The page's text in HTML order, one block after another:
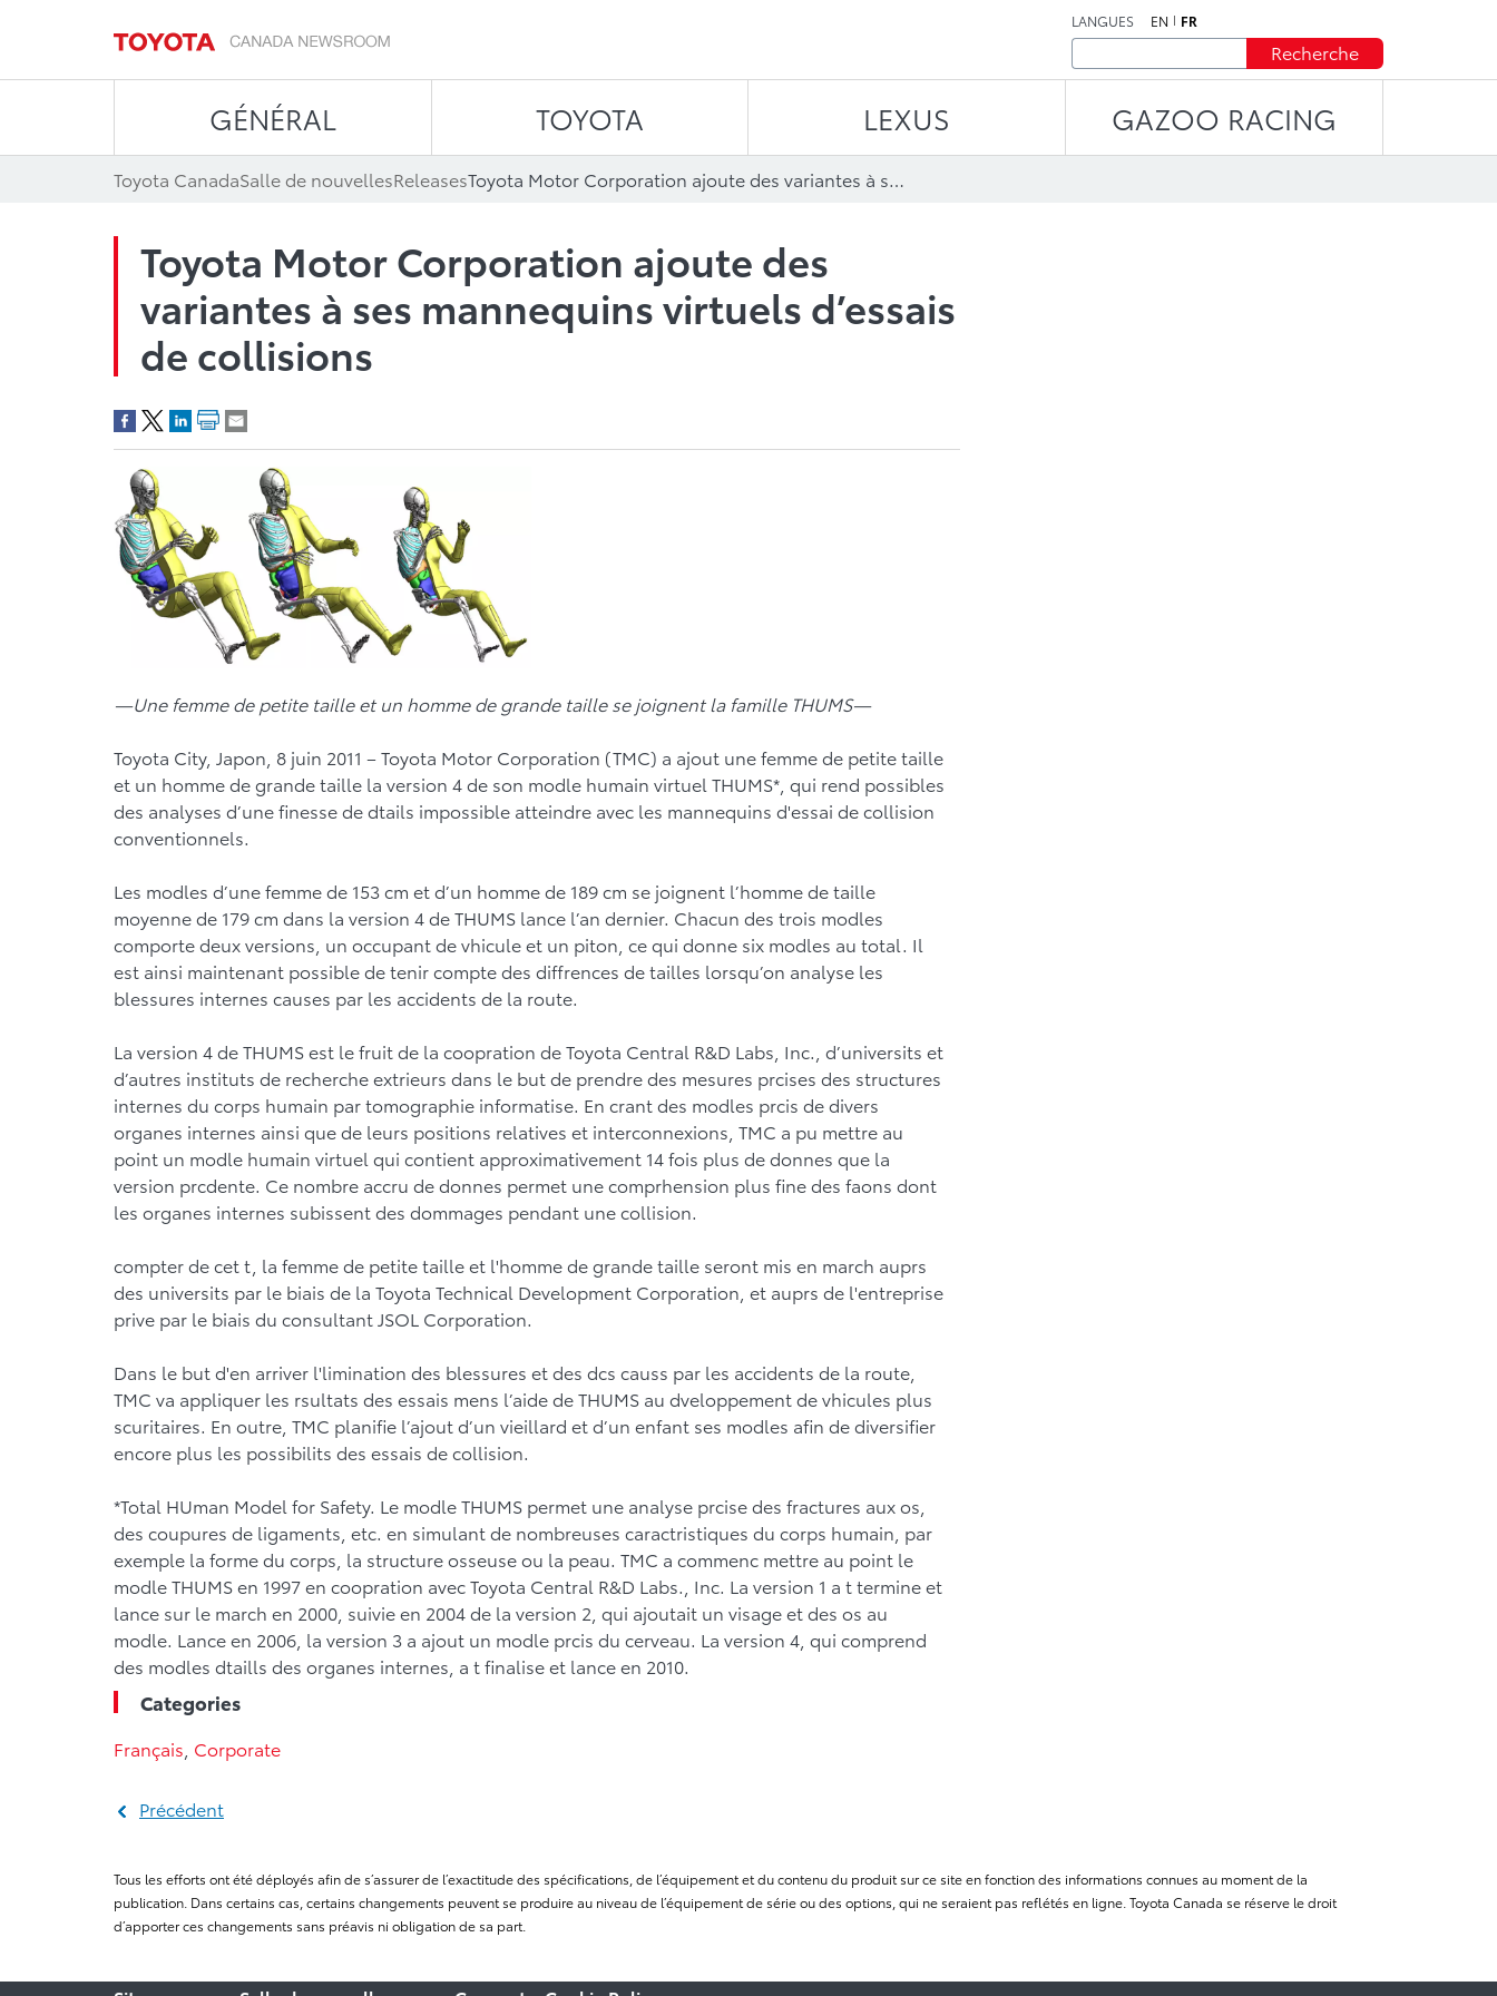
LANGUES EN FR
Recherche
GÉNÉRAL TOYOTA LEXUS GAZOO RACING
Toyota CanadaSalle de nouvellesReleases Toyota Motor Corporation ajoute des variantes à ses mannequins virtuels d’essais de collisions
Toyota Motor Corporation ajoute des
variantes à ses mannequins virtuels d’essais
de collisions
—Une femme de petite taille et un homme de grande taille se joignent la famille THUMS—
Toyota City, Japon, 8 juin 2011 – Toyota Motor Corporation (TMC) a ajout une femme de petite taille
et un homme de grande taille la version 4 de son modle humain virtuel THUMS*, qui rend possibles
des analyses d’une finesse de dtails impossible atteindre avec les mannequins d'essai de collision
conventionnels.
Les modles d’une femme de 153 cm et d’un homme de 189 cm se joignent l’homme de taille
moyenne de 179 cm dans la version 4 de THUMS lance l’an dernier. Chacun des trois modles
comporte deux versions, un occupant de vhicule et un piton, ce qui donne six modles au total. Il
est ainsi maintenant possible de tenir compte des diffrences de tailles lorsqu’on analyse les
blessures internes causes par les accidents de la route.
La version 4 de THUMS est le fruit de la coopration de Toyota Central R&D Labs, Inc., d’universits et
d’autres instituts de recherche extrieurs dans le but de prendre des mesures prcises des structures
internes du corps humain par tomographie informatise. En crant des modles prcis de divers
organes internes ainsi que de leurs positions relatives et interconnexions, TMC a pu mettre au
point un modle humain virtuel qui contient approximativement 14 fois plus de donnes que la
version prcdente. Ce nombre accru de donnes permet une comprhension plus fine des faons dont
les organes internes subissent des dommages pendant une collision.
compter de cet t, la femme de petite taille et l'homme de grande taille seront mis en march auprs
des universits par le biais de la Toyota Technical Development Corporation, et auprs de l'entreprise
prive par le biais du consultant JSOL Corporation.
Dans le but d'en arriver l'limination des blessures et des dcs causs par les accidents de la route,
TMC va appliquer les rsultats des essais mens l’aide de THUMS au dveloppement de vhicules plus
scuritaires. En outre, TMC planifie l’ajout d’un vieillard et d’un enfant ses modles afin de diversifier
encore plus les possibilits des essais de collision.
*Total HUman Model for Safety. Le modle THUMS permet une analyse prcise des fractures aux os,
des coupures de ligaments, etc. en simulant de nombreuses caractristiques du corps humain, par
exemple la forme du corps, la structure osseuse ou la peau. TMC a commenc mettre au point le
modle THUMS en 1997 en coopration avec Toyota Central R&D Labs., Inc. La version 1 a t termine et
lance sur le march en 2000, suivie en 2004 de la version 2, qui ajoutait un visage et des os au
modle. Lance en 2006, la version 3 a ajout un modle prcis du cerveau. La version 4, qui comprend
des modles dtaills des organes internes, a t finalise et lance en 2010.
Categories
Français Corporate
Précédent
Tous les efforts ont été déployés afin de s’assurer de l’exactitude des spécifications, de l’équipement et du contenu du produit sur ce site en fonction des informations connues au moment de la
publication. Dans certains cas, certains changements peuvent se produire au niveau de l’équipement de série ou des options, qui ne seraient pas reflétés en ligne. Toyota Canada se réserve le droit
d’apporter ces changements sans préavis ni obligation de sa part.